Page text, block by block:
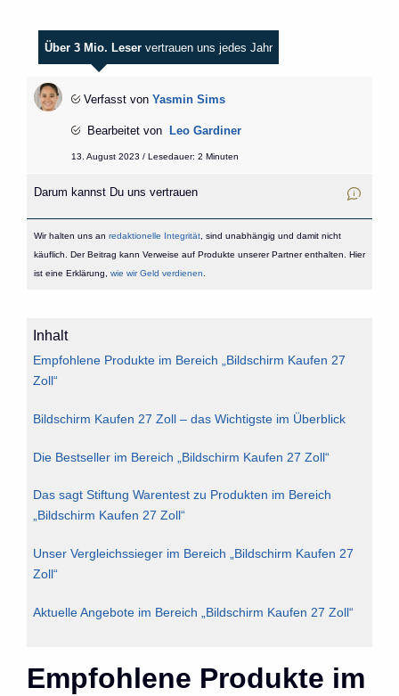
Über 3 Mio. Leser vertrauen uns jedes Jahr
Verfasst von Yasmin Sims
Bearbeitet von Leo Gardiner
13. August 2023 / Lesedauer: 2 Minuten
Darum kannst Du uns vertrauen
Wir halten uns an redaktionelle Integrität, sind unabhängig und damit nicht
käuflich. Der Beitrag kann Verweise auf Produkte unserer Partner enthalten. Hier
ist eine Erklärung, wie wir Geld verdienen
Inhalt
Empfohlene Produkte im Bereich „Bildschirm Kaufen 27
Zoll“
Bildschirm Kaufen 27 Zoll – das Wichtigste im Überblick
Die Bestseller im Bereich „Bildschirm Kaufen 27 Zoll“
Das sagt Stiftung Warentest zu Produkten im Bereich
„Bildschirm Kaufen 27 Zoll“
Unser Vergleichssieger im Bereich „Bildschirm Kaufen 27
Zoll“
Aktuelle Angebote im Bereich „Bildschirm Kaufen 27 Zoll“
Empfohlene Produkte im